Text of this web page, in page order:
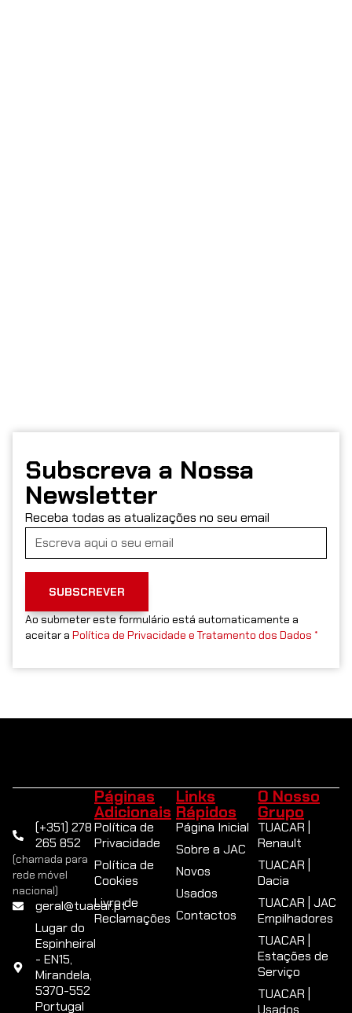
Subscreva a Nossa
Newsletter
Receba todas as atualizações no seu email
SUBSCREVER
Ao submeter este formulário está automaticamente a
aceitar a Política de Privacidade e Tratamento dos Dados *
(+351) 278
265 852
(chamada para
rede móvel
nacional)
geral@tuacar.pt
Lugar do
Espinheiral
- EN15,
Mirandela,
5370-552
Portugal
Páginas
Adicionais
Política de
Privacidade
Política de
Cookies
Livro de
Reclamações
Links
Rápidos
Página Inicial
Sobre a JAC
Novos
Usados
Contactos
O Nosso
Grupo
TUACAR |
Renault
TUACAR |
Dacia
TUACAR | JAC
Empilhadores
TUACAR |
Estações de
Serviço
TUACAR |